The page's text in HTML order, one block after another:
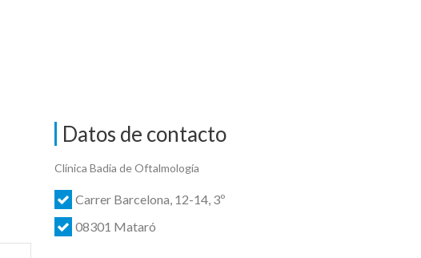
Datos de contacto
Clínica Badia de Oftalmología
Carrer Barcelona, 12-14, 3º
08301 Mataró